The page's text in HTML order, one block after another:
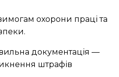
охорони праці та
документація —
штрафів